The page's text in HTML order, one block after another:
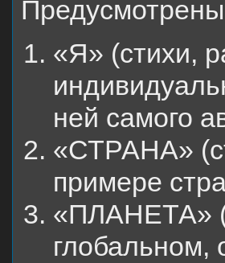
«Я» (стихи,
ней самого
«СТРАНА»
примере
«ПЛАНЕТА»
глобальном,